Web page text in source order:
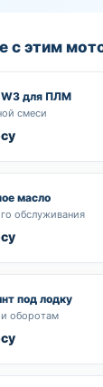
с этим
для ПЛМ
смеси
масло
обслуживания
под лодку
и оборотам